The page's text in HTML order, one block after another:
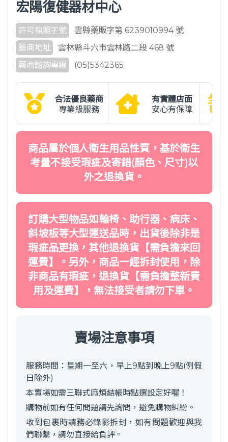
宏陽復健器材中心
許可執照字號
雲縣藥販字第 6239010994 號
藥商地址
雲林縣斗六市雲林路二段 468 號
藥商諮詢專線
(05)5342365
合法優良藥商
專業級服務
有實體店面
安心有保障
商品屬於個人衛生用品性質，基於衛生
考量不接受瑕疵及寄錯(顏色、尺寸)以
外之退換貨。
訂購大型物品如輪椅、助行器、病床、
斜坡板等大型運送品時，出貨後除非是
瑕疵品更換，其他退換貨【需負擔來回
運費】。另外，商品一經拆封使用，除
非商品有瑕疵，退換貨【需負擔整新費
用及運費】，無法接受者請勿下單。
賣場注意事項
服務時間：星期一至六，早上9點到晚上9點(例假
日除外)
本賣場如需三聯式麻煩結帳時點選設定好喔！
購物前如有任何問題請先詢問，避免購物糾紛。
收到包裹時請務必錄影拆封，如有問題歡迎與我
們聯繫，請勿直接給負評。